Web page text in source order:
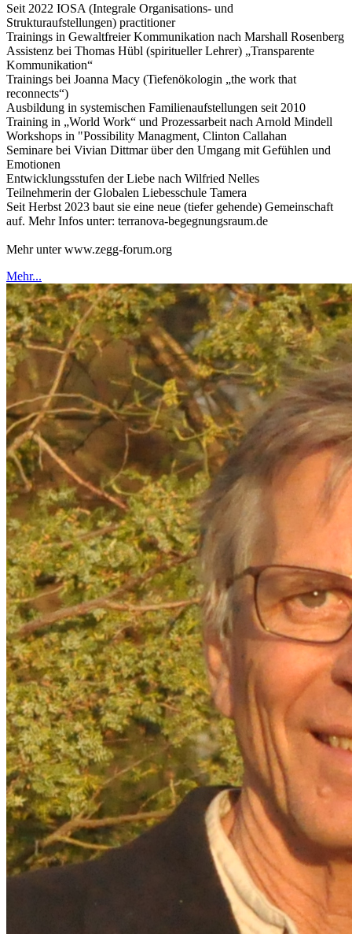
Seit 2022 IOSA (Integrale Organisations- und
Strukturaufstellungen) practitioner
Trainings in Gewaltfreier Kommunikation nach Marshall Rosenberg
Assistenz bei Thomas Hübl (spiritueller Lehrer) „Transparente
Kommunikation“
Trainings bei Joanna Macy (Tiefenökologin „the work that
reconnects“)
Ausbildung in systemischen Familienaufstellungen seit 2010
Training in „World Work“ und Prozessarbeit nach Arnold Mindell
Workshops in "Possibility Managment, Clinton Callahan
Seminare bei Vivian Dittmar über den Umgang mit Gefühlen und
Emotionen
Entwicklungsstufen der Liebe nach Wilfried Nelles
Teilnehmerin der Globalen Liebesschule Tamera
Seit Herbst 2023 baut sie eine neue (tiefer gehende) Gemeinschaft
auf. Mehr Infos unter: terranova-begegnungsraum.de
Mehr unter www.zegg-forum.org
Mehr...